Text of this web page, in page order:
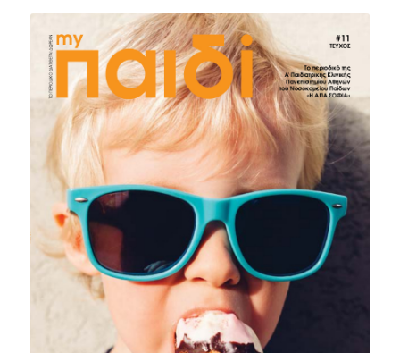
ΤΕΥΧΟΣ #11